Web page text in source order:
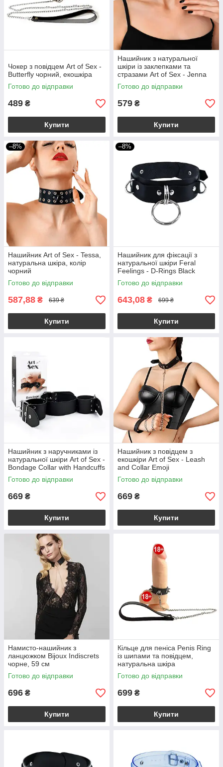
Чокер з повідцем Art of Sex -
Butterfly чорний, екошкіра
Готово до відправки
489 ₴
Купити
Нашийник з натуральної
шкіри із заклепками та
стразами Art of Sex - Jenna
Collar, Чорний
Готово до відправки
579 ₴
Купити
–8%
Нашийник Art of Sex - Tessa,
натуральна шкіра, колір
чорний
Готово до відправки
587,88 ₴ 639 ₴
Купити
–8%
Нашийник для фіксації з
натуральної шкіри Feral
Feelings - D-Rings Black
Готово до відправки
643,08 ₴ 699 ₴
Купити
Нашийник з наручниками із
натуральної шкіри Art of Sex -
Bondage Collar with Handcuffs
Готово до відправки
669 ₴
Купити
Нашийник з повідцем з
екошкіри Art of Sex - Leash
and Collar Emoji
Готово до відправки
669 ₴
Купити
Намисто-нашийник з
ланцюжком Bijoux Indiscrets
чорне, 59 см
Готово до відправки
696 ₴
Купити
Кільце для пеніса Penis Ring
із шипами та повідцем,
натуральна шкіра
Готово до відправки
699 ₴
Купити